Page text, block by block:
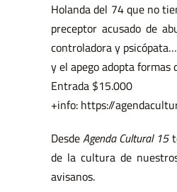
Holanda del 74 que no
preceptor acusado de
controladora y
y el apego adopta formas
Entrada $15.000
+info: https://
DesdeAgenda Cultural 15
de la cultura de
avisanos.